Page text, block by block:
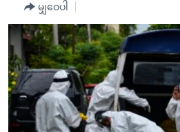
ကျော်
ကြည့်
ရန်
ပင်မ
အ
ညွန်း
အစ္စရေး-ပါလက်စတိုင်း
အင်္ဂလိပ်စာလေ့လာမယ်
အမေရိကန်သုံးအီဒီယံ
မကြေးမုံရဲ့ အင်္ဂလိပ်စာ
ရုပ်ရှင်ထဲက အင်္ဂလိပ်စာ
သုတပဒေသာ အင်္ဂလိပ်စာ
အပတ်စဉ်ကဏ္ဍများ
ရေဒီယို
တီဗွီ
ရေဒီယိုနှင့်ရုပ်သံ အချက်အလက်များ
ရေဒီယို/တီဗွီအစီအစဉ်
Learning English
မျှဝေပါ